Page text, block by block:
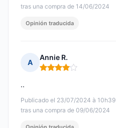
tras una compra de 14/06/2024
Opinión traducida
A
Annie R.
Nota: 4 de 5
Publicado el 23/07/2024 à 10h39
tras una compra de 09/06/2024
..